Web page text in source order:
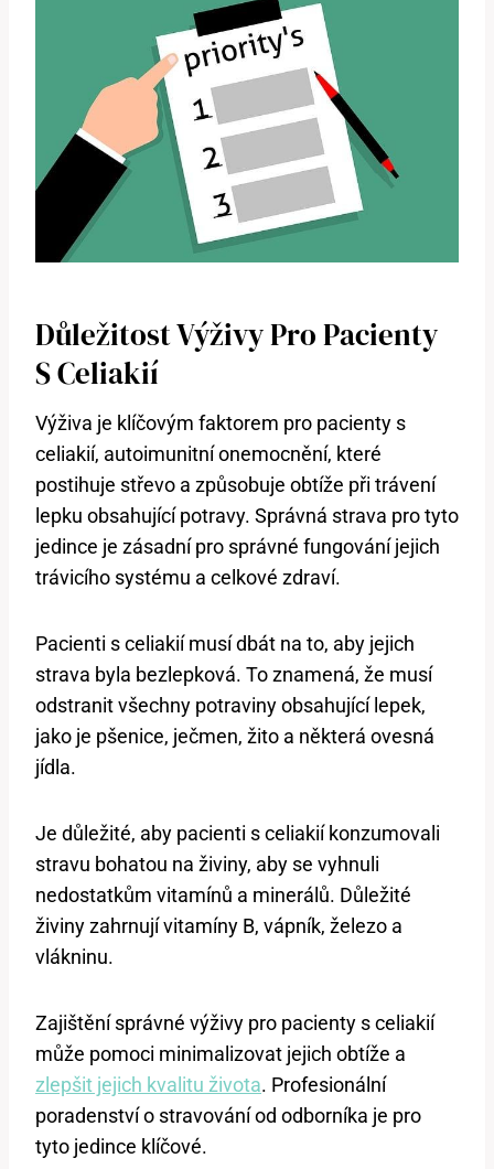
Důležitost Výživy Pro Pacienty
S Celiakií
Výživa je klíčovým faktorem pro pacienty s
celiakií, autoimunitní onemocnění, které
postihuje střevo a způsobuje obtíže při trávení
lepku obsahující potravy. Správná strava pro tyto
jedince je zásadní pro správné fungování jejich
trávicího systému a celkové zdraví.
Pacienti s celiakií musí dbát na to, aby jejich
strava byla bezlepková. To znamená, že musí
odstranit všechny potraviny obsahující lepek,
jako je pšenice, ječmen, žito a některá ovesná
jídla.
Je důležité, aby pacienti s celiakií konzumovali
stravu bohatou na živiny, aby se vyhnuli
nedostatkům vitamínů a minerálů. Důležité
živiny zahrnují vitamíny B, vápník, železo a
vlákninu.
Zajištění správné výživy pro pacienty s celiakií
může pomoci minimalizovat jejich obtíže a
zlepšit jejich kvalitu života. Profesionální
poradenství o stravování od odborníka je pro
tyto jedince klíčové.